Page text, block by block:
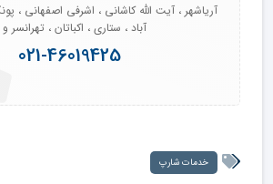
آریاشهر ، آیت الله کاشانی ، اشرفی اصفهانی ،
آباد ، ستاری ، اکباتان ، تهرانسر
021-46019425
خدمات شارپ